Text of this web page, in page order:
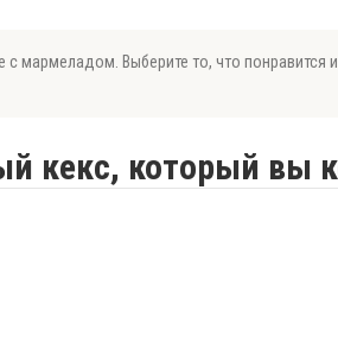
мармеладом. Выберите то, что понравится и
кекс, который вы